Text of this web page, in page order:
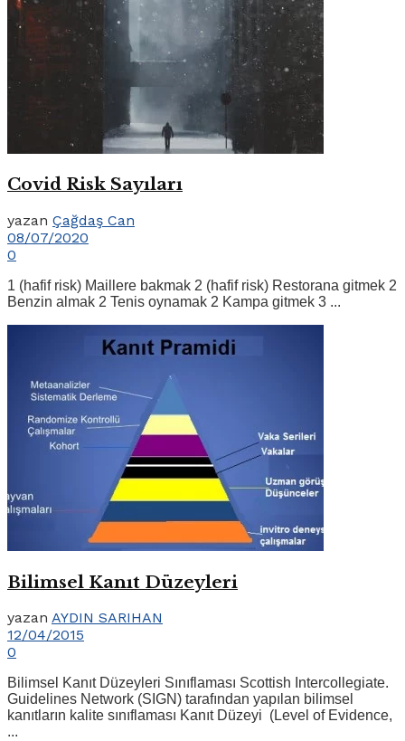
Covid Risk Sayıları
yazan Çağdaş Can
08/07/2020
0
1 (hafif risk) Maillere bakmak 2 (hafif risk) Restorana gitmek 2
Benzin almak 2 Tenis oynamak 2 Kampa gitmek 3 ...
Bilimsel Kanıt Düzeyleri
yazan AYDIN SARIHAN
12/04/2015
0
Bilimsel Kanıt Düzeyleri Sınıflaması Scottish Intercollegiate.
Guidelines Network (SIGN) tarafından yapılan bilimsel
kanıtların kalite sınıflaması Kanıt Düzeyi (Level of Evidence,
...